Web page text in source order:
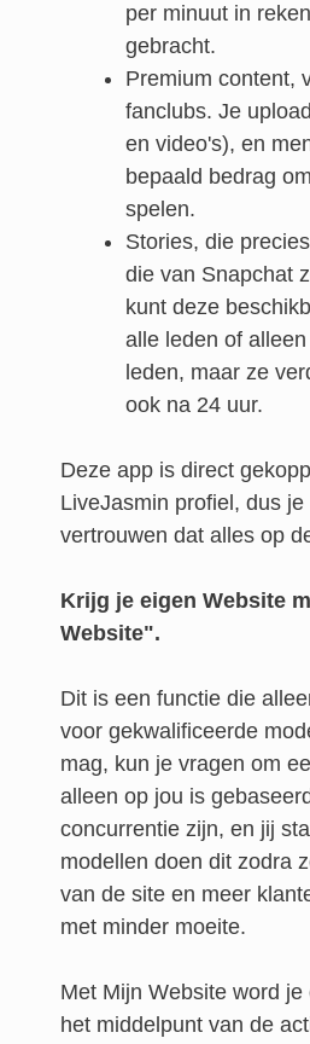
per minuut in
gebracht.
Premium content,
fanclubs. Je
en video's), en
bepaald bedrag
spelen.
Stories, die
die van Snapchat
kunt deze
alle leden of
leden, maar ze
ook na 24 uur.
Deze app is direct
LiveJasmin profiel, dus
vertrouwen dat alles op
Krijg je eigen Website
Website".
Dit is een functie die
voor gekwalificeerde
mag, kun je vragen om
alleen op jou is
concurrentie zijn, en jij
modellen doen dit zodra
van de site en meer
met minder moeite.
Met Mijn Website word
het middelpunt van de